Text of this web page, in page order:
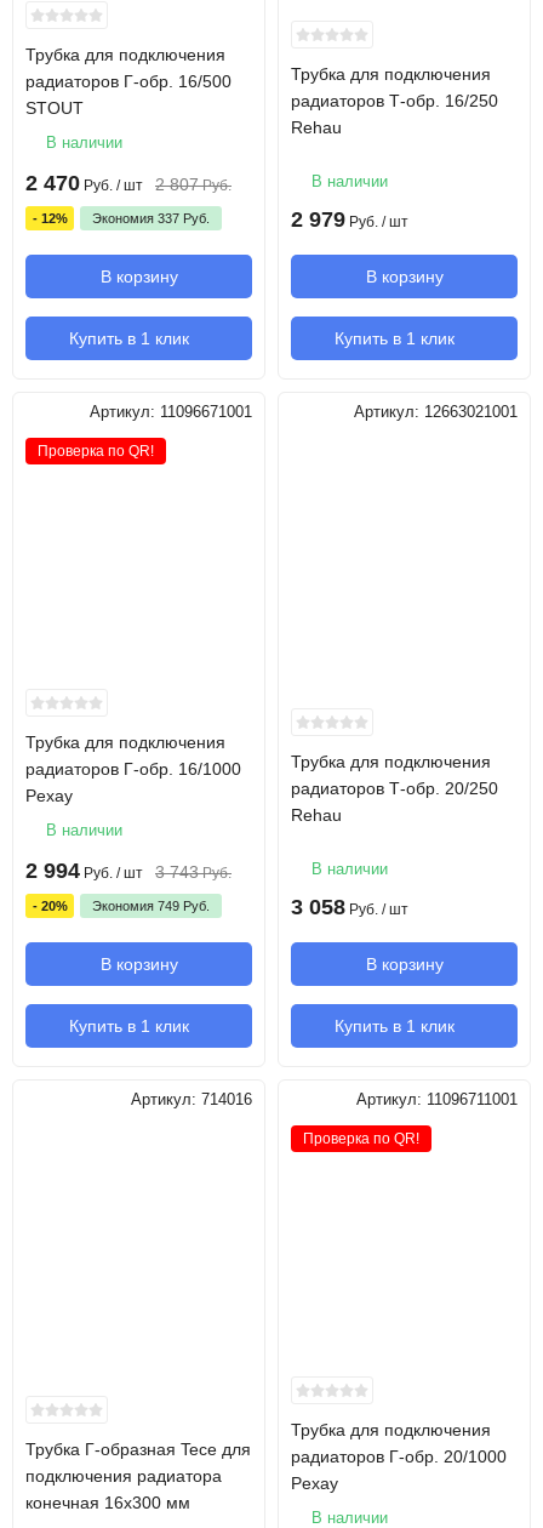
Трубка для подключения
радиаторов Г-обр. 16/500
STOUT
В наличии
2 470 Руб. / шт 2 807 Руб.
- 12% Экономия 337 Руб.
В корзину
Купить в 1 клик
Трубка для подключения
радиаторов Т-обр. 16/250
Rehau
В наличии
2 979 Руб. / шт
В корзину
Купить в 1 клик
Артикул: 11096671001
Проверка по QR!
Трубка для подключения
радиаторов Г-обр. 16/1000
Pexay
В наличии
2 994 Руб. / шт 3 743 Руб.
- 20% Экономия 749 Руб.
В корзину
Купить в 1 клик
Артикул: 12663021001
Трубка для подключения
радиаторов Т-обр. 20/250
Rehau
В наличии
3 058 Руб. / шт
В корзину
Купить в 1 клик
Артикул: 714016
Трубка Г-образная Tece для
подключения радиатора
конечная 16х300 мм
Артикул: 11096711001
Проверка по QR!
Трубка для подключения
радиаторов Г-обр. 20/1000
Pexay
В наличии